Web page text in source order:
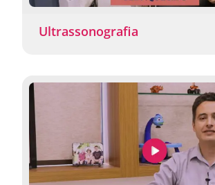
Ultrassonografia